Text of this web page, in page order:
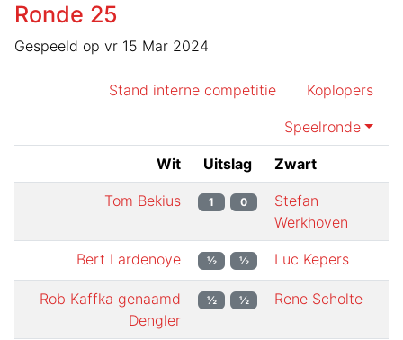
Ronde 25
Gespeeld op vr 15 Mar 2024
Stand interne competitie Koplopers
Speelronde
Wit Uitslag Zwart
Tom Bekius 1 0
Stefan
Werkhoven
Bert Lardenoye ½ ½ Luc Kepers
Rob Kaffka genaamd
Dengler
½ ½ Rene Scholte